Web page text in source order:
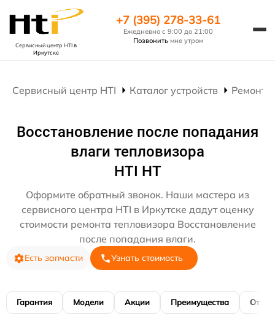
Сервисный центр HTIв
Иркутске
+7 (395) 278-33-61
Ежедневно с 9:00 до 21:00
Позвонить мне утром
Сервисный центр HTI Каталог устройств Ремонт
Восстановление после попадания
влаги тепловизора
HTI HT
Оформите обратный звонок. Наши мастера из
сервисного центра HTI в Иркутске дадут оценку
стоимости ремонта тепловизора Восстановление
после попадания влаги.
Есть запчасти Узнать стоимость
Гарантия Модели Акции Преимущества